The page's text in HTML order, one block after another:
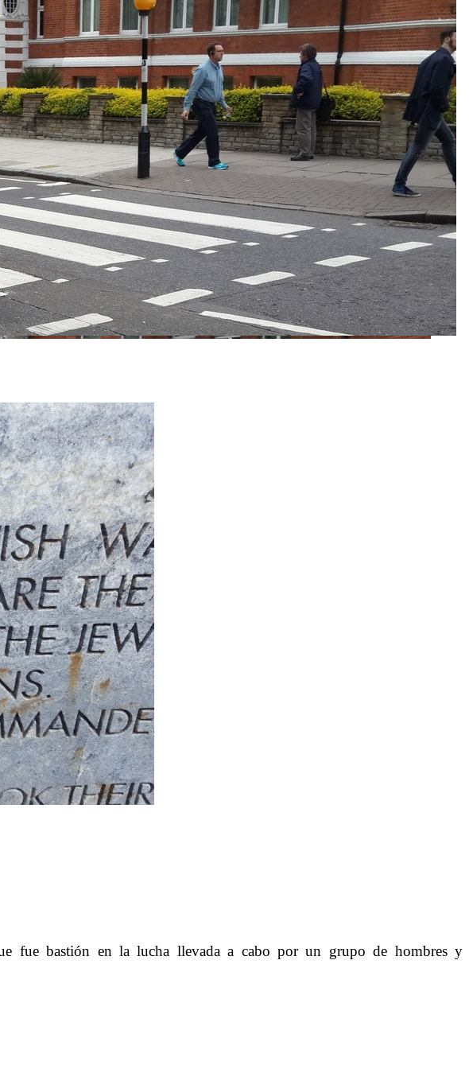
fue bastión en la lucha llevada a cabo por un grupo de hombres y